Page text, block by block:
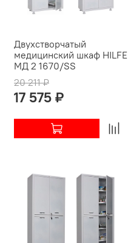
Двухстворчатый
медицинский шкаф HILFE
МД 2 1670/SS
20 211 ₽
17 575 ₽